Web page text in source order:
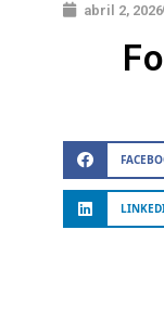
abril 2, 2026